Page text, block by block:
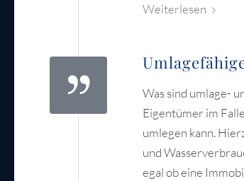
Weiterlesen
Was sind umlage-
Eigentümer im
umlegen kann.
und
egal ob eine